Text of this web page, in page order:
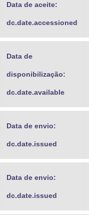
Data de aceite:
dc.date.accessioned
Data de
disponibilização:
dc.date.available
Data de envio:
dc.date.issued
Data de envio:
dc.date.issued